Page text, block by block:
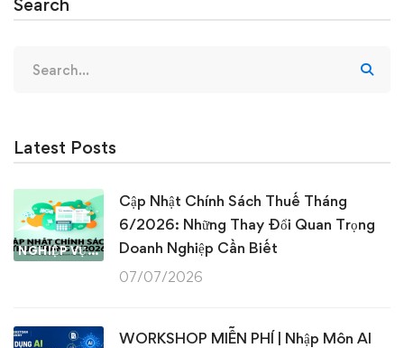
Search
for:
Latest Posts
NGHIỆP VỤ KẾ TOÁN & THUẾ
Cập Nhật Chính Sách Thuế Tháng
6/2026: Những Thay Đổi Quan Trọng
Doanh Nghiệp Cần Biết
07/07/2026
WORKSHOP MIỄN PHÍ | Nhập Môn AI